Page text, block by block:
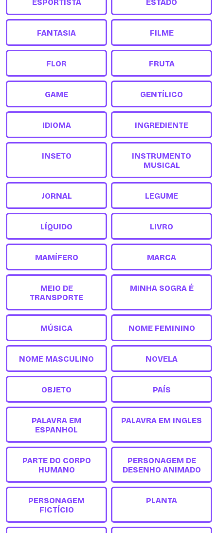
ESPORTISTA ESTADO
FANTASIA FILME
FLOR FRUTA
GAME GENTÍLICO
IDIOMA INGREDIENTE
INSETO
INSTRUMENTO
MUSICAL
JORNAL LEGUME
LÍQUIDO LIVRO
MAMÍFERO MARCA
MEIO DE
TRANSPORTE
MINHA SOGRA É
MÚSICA NOME FEMININO
NOME MASCULINO NOVELA
OBJETO PAÍS
PALAVRA EM
ESPANHOL
PALAVRA EM INGLES
PARTE DO CORPO
HUMANO
PERSONAGEM DE
DESENHO ANIMADO
PERSONAGEM
FICTÍCIO
PLANTA